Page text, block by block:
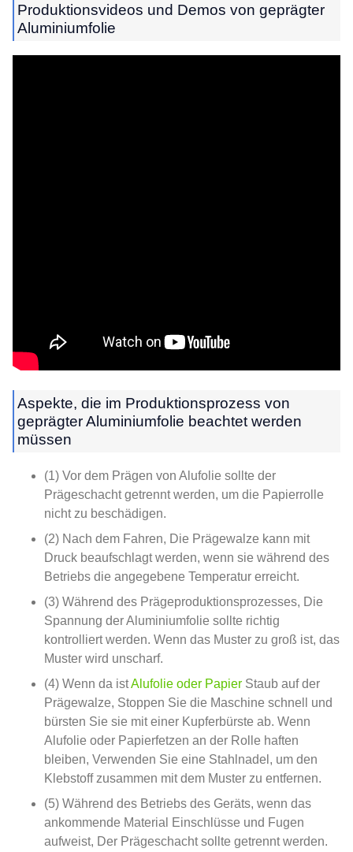
Produktionsvideos und Demos von geprägter
Aluminiumfolie
Aspekte, die im Produktionsprozess von
geprägter Aluminiumfolie beachtet werden
müssen
(1) Vor dem Prägen von Alufolie sollte der
Prägeschacht getrennt werden, um die Papierrolle
nicht zu beschädigen.
(2) Nach dem Fahren, Die Prägewalze kann mit
Druck beaufschlagt werden, wenn sie während des
Betriebs die angegebene Temperatur erreicht.
(3) Während des Prägeproduktionsprozesses, Die
Spannung der Aluminiumfolie sollte richtig
kontrolliert werden. Wenn das Muster zu groß ist, das
Muster wird unscharf.
(4) Wenn da istAlufolie oder Papier Staub auf der
Prägewalze, Stoppen Sie die Maschine schnell und
bürsten Sie sie mit einer Kupferbürste ab. Wenn
Alufolie oder Papierfetzen an der Rolle haften
bleiben, Verwenden Sie eine Stahlnadel, um den
Klebstoff zusammen mit dem Muster zu entfernen.
(5) Während des Betriebs des Geräts, wenn das
ankommende Material Einschlüsse und Fugen
aufweist, Der Prägeschacht sollte getrennt werden.